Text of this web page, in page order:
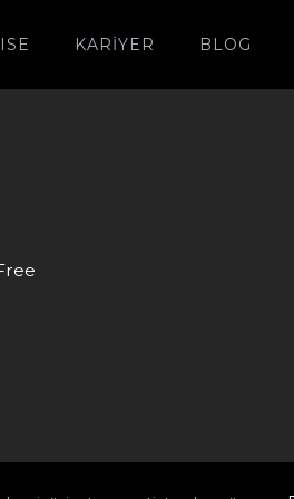
KARİYER BLOG